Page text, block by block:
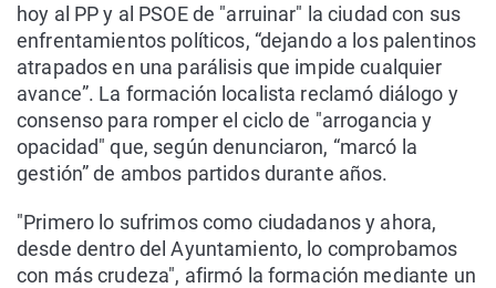
hoy al PP y al PSOE de "arruinar" la ciudad con sus
enfrentamientos políticos, “dejando a los palentinos
atrapados en una parálisis que impide cualquier
avance”. La formación localista reclamó diálogo y
consenso para romper el ciclo de "arrogancia y
opacidad" que, según denunciaron, “marcó la
gestión” de ambos partidos durante años.
"Primero lo sufrimos como ciudadanos y ahora,
desde dentro del Ayuntamiento, lo comprobamos
con más crudeza", afirmó la formación mediante un